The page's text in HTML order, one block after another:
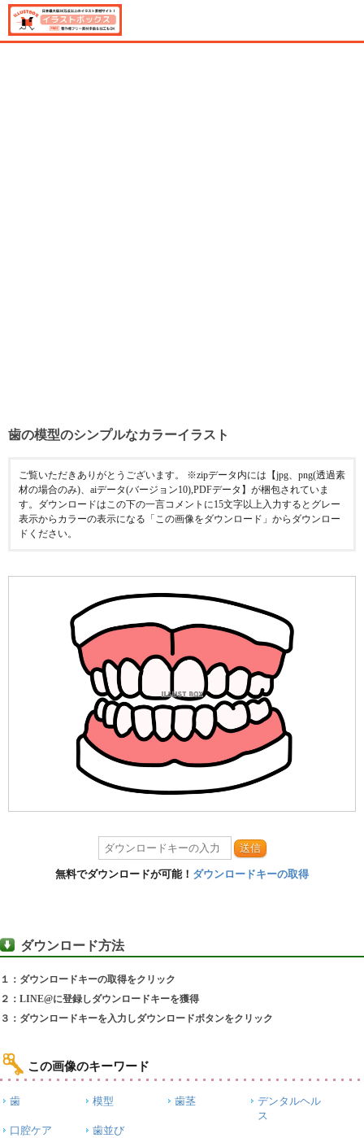
歯の模型のシンプルなカラーイラスト
ご覧いただきありがとうございます。 ※zipデータ内には【jpg、png(透過素
材の場合のみ)、aiデータ(バージョン10),PDFデータ】が梱包されていま
す。ダウンロードはこの下の一言コメントに15文字以上入力するとグレー
表示からカラーの表示になる「この画像をダウンロード」からダウンロー
ドください。
送信
無料でダウンロードが可能！ ダウンロードキーの取得
ダウンロード方法
１：ダウンロードキーの取得をクリック
２：LINE@に登録しダウンロードキーを獲得
３：ダウンロードキーを入力しダウンロードボタンをクリック
この画像のキーワード
歯 模型 歯茎
デンタルヘル
ス
口腔ケア
歯並び